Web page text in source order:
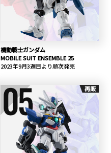
機動戦士ガンダム
MOBILE SUIT ENSEMBLE 25
2023年9月3週目より順次発売
再販